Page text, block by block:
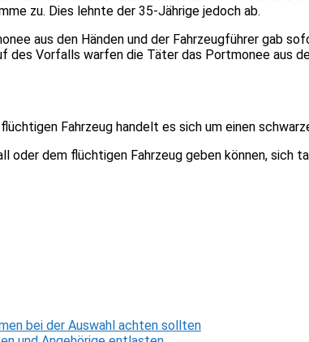
zu. Dies lehnte der 35-Jährige jedoch ab.
aus den Händen und der Fahrzeugführer gab
Vorfalls warfen die Täter das Portmonee aus
Fahrzeug handelt es sich um einen
oder dem flüchtigen Fahrzeug geben können,
bei der Auswahl achten sollten